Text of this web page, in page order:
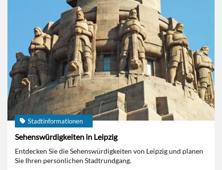
Stadtinformationen
Sehenswürdigkeiten in Leipzig
Entdecken Sie die Sehenswürdigkeiten von Leipzig und planen
Sie Ihren persönlichen Stadtrundgang.